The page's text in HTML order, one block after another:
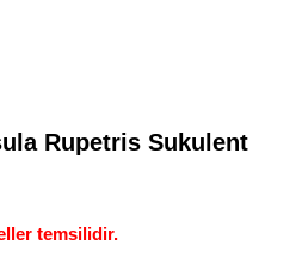
Rupetris Sukulent
temsilidir.